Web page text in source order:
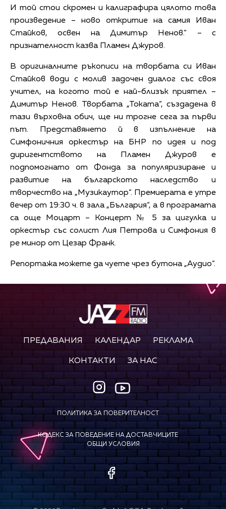
И той стои скромен и калиграфира цялото това
произведение – ново откритие на самия Иван
Стайков, освен на Димитър Ненов.“ – с
признателност казва Пламен Джуров.
В оригиналните ръкописи на творбата си Иван
Стайков води с молив задочен диалог със своя
учител, на когото той е най-близък приятел –
Димитър Ненов. Творбата „Токата“, създадена в
тази върховна обич, ще ни трогне сега за първи
път. Представянето й в изпълнение на
Симфоничния оркестър на БНР по идея и под
диригентството на Пламен Джуров е
подпомогнато от Фонда за популяризиране и
развитие на българското наследство и
творчество на „Музикаутор“. Премиерата е утре
вечер от 19:30 ч. в зала „България“, а в програмата
са още Моцарт – Концерт № 5 за цигулка и
оркестър със солист Лия Петрова и Симфония в
ре минор от Цезар Франк.
Репортажа можете да чуете чрез бутона „Аудио“.
ПРЕДАВАНИЯ КАЛЕНДАР РЕКЛАМА
КОНТАКТИ ЗА НАС
ПОЛИТИКА ЗА ПОВЕРИТЕЛНОСТ
КОДЕКС ЗА ПОВЕДЕНИЕ НА ДОСТАВЧИЦИТЕ
ОБЩИ УСЛОВИЯ